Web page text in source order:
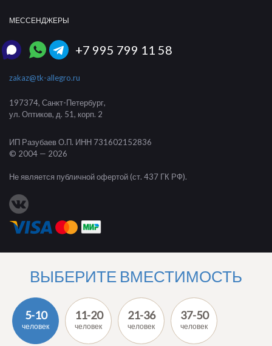
МЕССЕНДЖЕРЫ
+7 995 799 11 58
zakaz@tk-allegro.ru
197374, Санкт-Петербург,
ул. Оптиков, д. 51, корп. 2
ИП Разубаев О.П. ИНН 731602152836
© 2004 — 2026
Не является публичной офертой (ст. 437 ГК РФ).
ВЫБЕРИТЕ ВМЕСТИМОСТЬ
5-10
человек
11-20
человек
21-36
человек
37-50
человек